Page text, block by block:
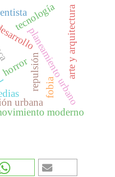
repulsión
horrorplaneamiento urbano
urbana
arte y arquitectura
moderno
fobia
tecnología